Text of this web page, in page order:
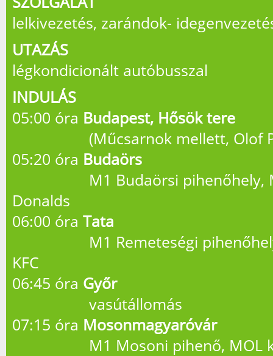
lelkivezetés, zarándok-
UTAZÁS
légkondicionált autóbusszal
INDULÁS
05:00 óra Budapest, Hősök tere
(Műcsarnok mellett, Olof
05:20 óra Budaörs
M1 Budaörsi pihenőhely,
Donalds
06:00 óra Tata
M1 Remeteségi pihenőhely,
KFC
06:45 óra Győr
vasútállomás
07:15 óra Mosonmagyaróvár
M1 Mosoni pihenő, MOL